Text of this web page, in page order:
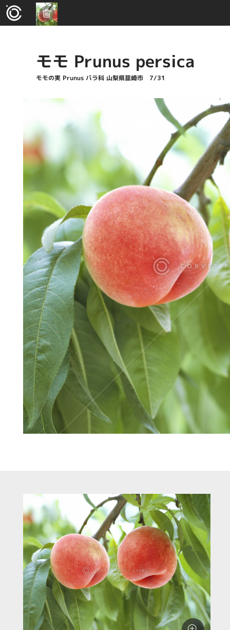
モモ Prunus persica
モモの実 Prunus バラ科 山梨県韮崎市 7/31